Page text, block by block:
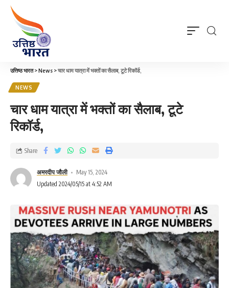
उत्तिष्ठ भारत>News >चार धाम यात्रा में भक्तों का सैलाब, टूटे रिकॉर्ड,
NEWS
चार धाम यात्रा में भक्तों का सैलाब, टूटे
रिकॉर्ड,
अमरदीप जौली
May 15, 2024
Updated 2024/05/15 at 4:52 AM
Share